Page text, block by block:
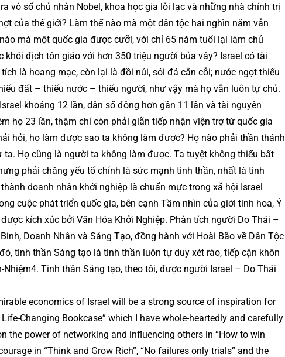
vô số chủ nhân Nobel, khoa học gia lỗi lạc và những nhà chính trị
của thế giới? Làm thế nào mà một dân tộc hai nghìn năm vẫn
mà một quốc gia được cưỡi, với chỉ 65 năm tuổi lại làm chủ
địch tôn giáo với hơn 350 triệu người bủa vây? Israel có tài
là hoang mạc, còn lại là đồi núi, sỏi đá cằn cỗi; nước ngọt thiếu
đất – thiếu nước – thiếu người, như vậy mà họ vẫn luôn tự chủ.
khoảng 12 lần, dân số đông hơn gần 11 lần và tài nguyên
họ 23 lần, thậm chí còn phải giãn tiếp nhận viện trợ từ quốc gia
hỏi, họ làm được sao ta không làm được? Họ nào phải thần thánh
Họ cũng là người ta không làm được. Ta tuyệt không thiếu bất
phải chăng yếu tố chính là sức mạnh tinh thần, nhất là tinh
doanh nhân khởi nghiệp là chuẩn mực trong xã hội Israel
cuộc phát triển quốc gia, bên cạnh Tầm nhìn của giới tinh hoa, Ý
kích xúc bởi Văn Hóa Khởi Nghiệp. Phân tích người Do Thái –
Doanh Nhân và Sáng Tạo, đồng hành với Hoài Bão về Dân Tộc
tinh thần Sáng tạo là tinh thần luôn tự duy xét rào, tiếp cận khôn
Tinh thần Sáng tạo, theo tôi, được người Israel – Do Thái
economics of Israel will be a strong source of inspiration for
Changing Bookcase” which I have whole-heartedly and carefully
the power of networking and influencing others in “How to win
in “Think and Grow Rich”, “No failures only trials” and the